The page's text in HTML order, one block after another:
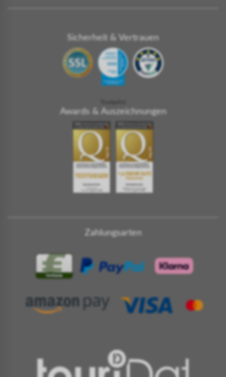
Sicherheit & Vertrauen
Awards & Auszeichnungen
Zahlungsarten